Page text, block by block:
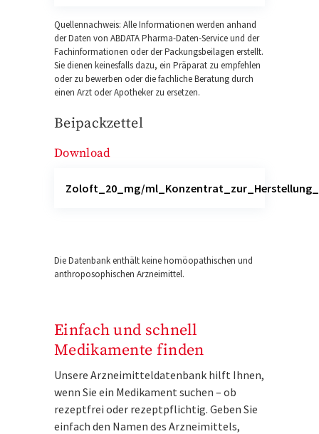
Quellennachweis: Alle Informationen werden anhand
der Daten von ABDATA Pharma-Daten-Service und der
Fachinformationen oder der Packungsbeilagen erstellt.
Sie dienen keinesfalls dazu, ein Präparat zu empfehlen
oder zu bewerben oder die fachliche Beratung durch
einen Arzt oder Apotheker zu ersetzen.
Beipackzettel
Download
Zoloft_20_mg/
Die Datenbank enthält keine homöopathischen und
anthroposophischen Arzneimittel.
Einfach und schnell
Medikamente finden
Unsere Arzneimitteldatenbank hilft Ihnen,
wenn Sie ein Medikament suchen – ob
rezeptfrei oder rezeptpflichtig. Geben Sie
einfach den Namen des Arzneimittels,